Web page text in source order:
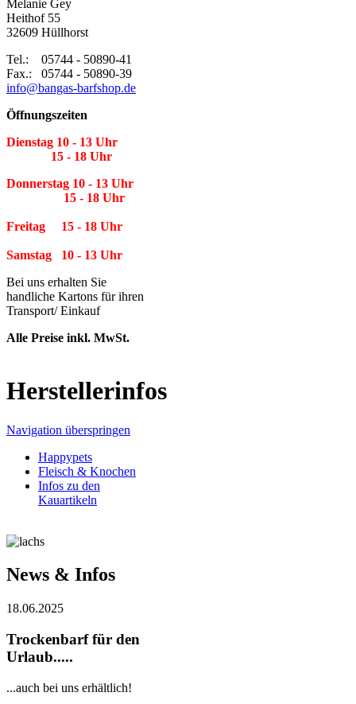
Melanie Gey
Heithof 55
32609 Hüllhorst
Tel.: 05744 - 50890-41
Fax.: 05744 - 50890-39
info@bangas-barfshop.de
Öffnungszeiten
Dienstag 10 - 13 Uhr
15 - 18 Uhr
Donnerstag 10 - 13 Uhr
15 - 18 Uhr
Freitag 15 - 18 Uhr
Samstag 10 - 13 Uhr
Bei uns erhalten Sie
handliche Kartons für ihren
Transport/ Einkauf
Alle Preise inkl. MwSt.
Herstellerinfos
Navigation überspringen
Happypets
Fleisch & Knochen
Infos zu den
Kauartikeln
News & Infos
18.06.2025
Trockenbarf für den
Urlaub.....
...auch bei uns erhältlich!